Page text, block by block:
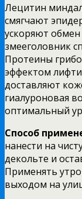
Лецитин
смягчают
ускоряют
змееголовник
Протеины
эффектом
доставляют
гиалуроновая
оптимальный
Способ
нанести на
декольте и
Применять
выходом на